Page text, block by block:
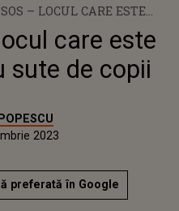
– LOCUL CARE ESTE
PENTRU SUTE DE COPII
care este
sute de copii
2023
preferată în Google